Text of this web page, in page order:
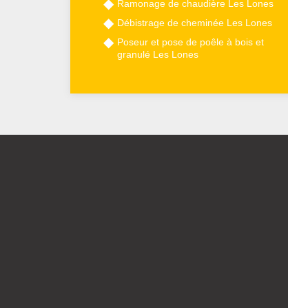
Ramonage de chaudière Les Lones
Débistrage de cheminée Les Lones
Poseur et pose de poêle à bois et
granulé Les Lones